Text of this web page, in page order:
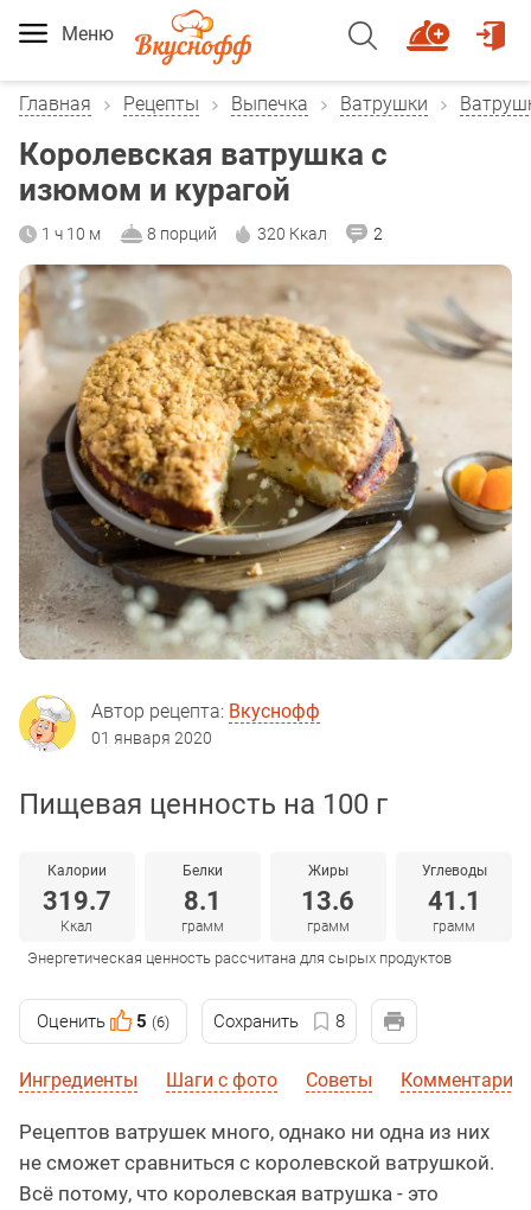
Меню
Главная Рецепты Выпечка Ватрушки
Королевская ватрушка с
изюмом и курагой
1 ч 10 м 8 порций 320 Ккал 2
Автор рецепта: Вкуснофф
01 января 2020
Пищевая ценность на 100 г
Калории
319.7
Ккал
Белки
8.1
грамм
Жиры
13.6
грамм
Углеводы
41.1
грамм
Энергетическая ценность рассчитана для сырых продуктов
Оценить 5 (6) Сохранить 8
Ингредиенты Шаги с фото Советы Комментарии
Рецептов ватрушек много, однако ни одна из них
не сможет сравниться с королевской ватрушкой.
Всё потому, что королевская ватрушка - это